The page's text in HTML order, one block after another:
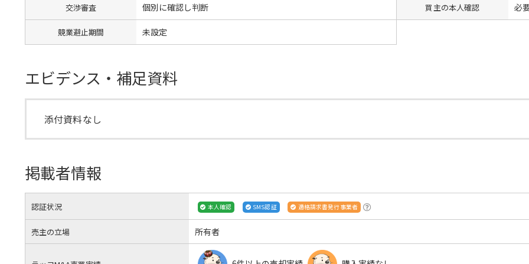
交渉審査 個別に確認し判断 買主の本人確認 必
競業避止期間 未設定
エビデンス・補足資料
添付資料なし
掲載者情報
認証状況 本人確認 SMS認証 適格請求書発行事業者
売主の立場 所有者